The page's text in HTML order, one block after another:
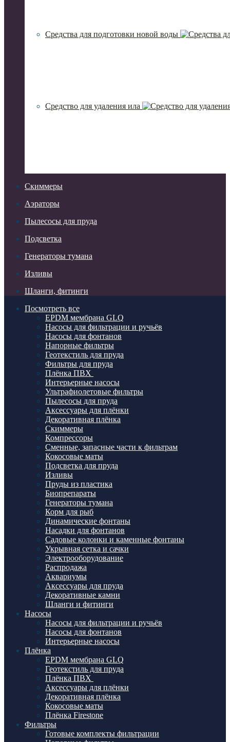
Средства для подготовки новой воды
Средство для удаления ила
Скиммеры
Аэраторы
Пылесосы для пруда
Подсветка
Генераторы тумана
Изливы
Шланги, фитинги
Посмотреть все
EPDM мембрана GLQ
Насосы для фильтрации и ручьёв
Насосы для фонтанов
Напорные фильтры
Геотекстиль для пруда
Фильтры для пруда
Плёнка ПВХ
Интерьерные насосы
Ультрафиолетовые фильтры
Пылесосы для пруда
Аксессуары для плёнки
Декоративная плёнка
Скиммеры
Компрессоры
Сменные, запасные части к фильтрам
Кокосовые маты
Подсветка для пруда
Изливы
Пруды из пластика
Биопрепараты
Генераторы тумана
Корм для рыб
Динамические фонтаны
Насадки для фонтанов
Садовые колонки и каменные фонтаны
Укрывная сетка и сачки
Электрооборудование
Распродажа
Аквариумы
Аксессуары для пруда
Декоративные камни
Шланги и фитинги
Насосы
Насосы для фильтрации и ручьёв
Насосы для фонтанов
Интерьерные насосы
Плёнка
EPDM мембрана GLQ
Геотекстиль для пруда
Плёнка ПВХ
Аксессуары для плёнки
Декоративная плёнка
Кокосовые маты
Плёнка Firestone
Фильтры
Готовые комплекты фильтрации